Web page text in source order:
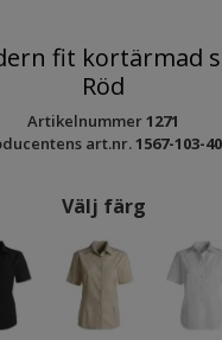
fit kortärmad
Röd
Artikelnummer1271
art.nr.1567-103-
Välj färg